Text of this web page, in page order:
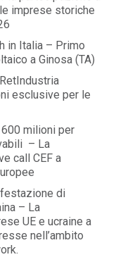
imprese storiche
in Italia – Primo
a Ginosa (TA)
esclusive per le
600 milioni per
– La
call CEF a
di
– La
UE e ucraine a
nell’ambito